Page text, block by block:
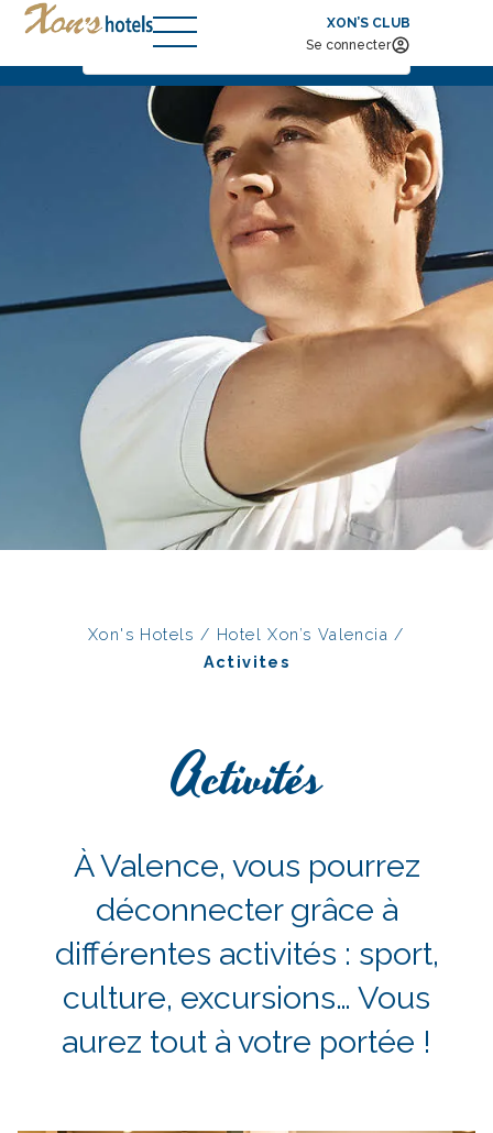
XON’S CLUB
Se connecter
Arrivée — Départ
Xon's Hotels / Hotel Xon’s Valencia /
Activites
Activités
À Valence, vous pourrez
déconnecter grâce à
différentes activités : sport,
culture, excursions… Vous
aurez tout à votre portée !